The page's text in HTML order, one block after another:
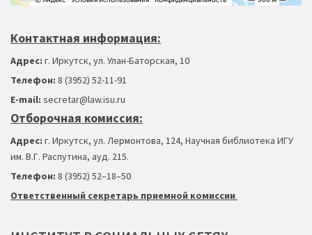
Контактная информация:
Адрес: г. Иркутск, ул. Улан-Баторская, 10
Телефон: 8 (3952) 52-11-91
Е-mail: secretar@law.isu.ru
Отборочная комиссия:
Адрес: г. Иркутск, ул. Лермонтова, 124, Научная библиотека ИГУ
им. В.Г. Распутина, ауд. 215.
Телефон: 8 (3952) 52–18–50
Ответственный секретарь приемной комиссии